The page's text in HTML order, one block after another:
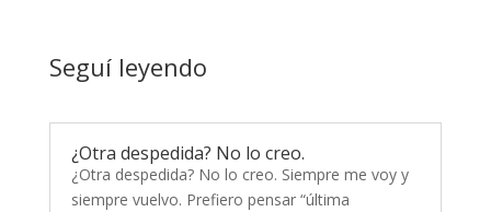
Seguí leyendo
¿Otra despedida? No lo creo.
¿Otra despedida? No lo creo. Siempre me voy y
siempre vuelvo. Prefiero pensar “última